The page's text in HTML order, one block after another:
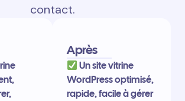
contact.
Après
Un site vitrine
WordPress optimisé,
rapide, facile à gérer